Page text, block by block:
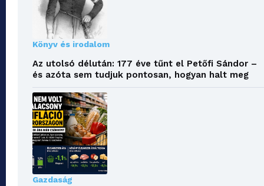
Könyv és irodalom
Az utolsó délután: 177 éve tűnt el Petőfi Sándor –
és azóta sem tudjuk pontosan, hogyan halt meg
Gazdaság